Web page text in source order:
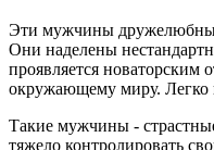
Эти мужчины
Они наделены
проявляется новаторским
окружающему миру. Легко
Такие мужчины -
тяжело контролировать